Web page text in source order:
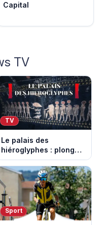
Capital
TV
TV
Le palais des
hiéroglyphes : plongez
dans la tombe
égyptienne qui fascine
les archéologues
Sport